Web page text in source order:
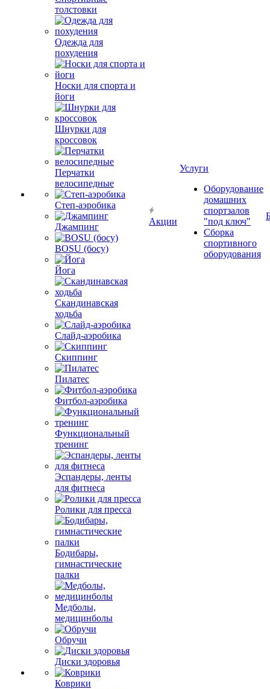
толстовки
Одежда для
похудения
Носки для спорта и
йоги
Шнурки для
кроссовок
Перчатки
велосипедные
Степ-аэробика
Джампинг
BOSU (босу)
Йога
Скандинавская
ходьба
Слайд-аэробика
Скиппинг
Пилатес
Фитбол-аэробика
Функциональный
тренинг
Эспандеры, ленты
для фитнеса
Ролики для пресса
Бодибары,
гимнастические
палки
Медболы,
медицинболы
Обручи
Диски здоровья
Коврики
Акции
Услуги
Оборудование
домашних
спортзалов
"под ключ"
Сборка
спортивного
оборудования